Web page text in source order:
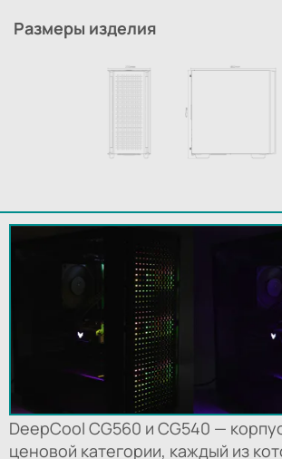
Размеры изделия
DeepCool CG560 и CG540 —
ценовой категории, каждый из